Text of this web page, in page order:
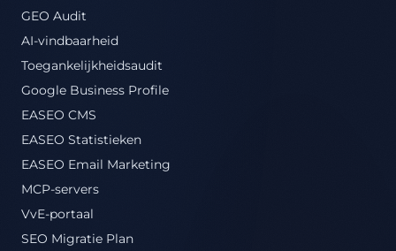
GEO Audit
AI-vindbaarheid
Toegankelijkheidsaudit
Google Business Profile
EASEO CMS
EASEO Statistieken
EASEO Email Marketing
MCP-servers
VvE-portaal
SEO Migratie Plan